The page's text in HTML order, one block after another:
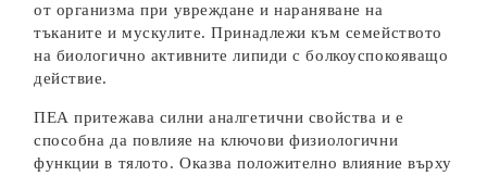
от организма при увреждане и нараняване на
тъканите и мускулите. Принадлежи към семейството
на биологично активните липиди с болкоуспокояващо
действие.
ПЕА притежава силни аналгетични свойства и е
способна да повлияе на ключови физиологични
функции в тялото. Оказва положително влияние върху